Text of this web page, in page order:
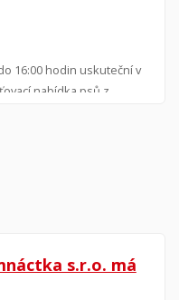
16:00 hodin uskuteční v
nabídka psů z
s.r.o. má